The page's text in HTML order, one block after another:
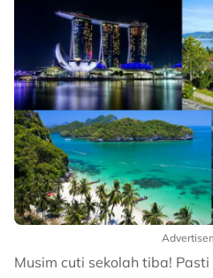
Musim cuti sekolah tiba!